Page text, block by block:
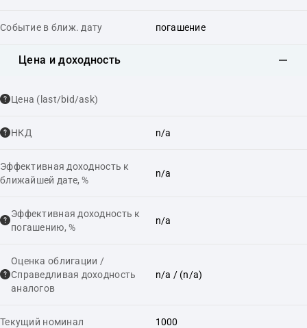
Событие в ближ. дату погашение
Цена и доходность
Цена (last/bid/ask)
НКД n/a
Эффективная доходность к
ближайшей дате, %
n/a
Эффективная доходность к
погашению, %
n/a
Оценка облигации /
Справедливая доходность
аналогов
n/a / (n/a)
Текущий номинал 1000